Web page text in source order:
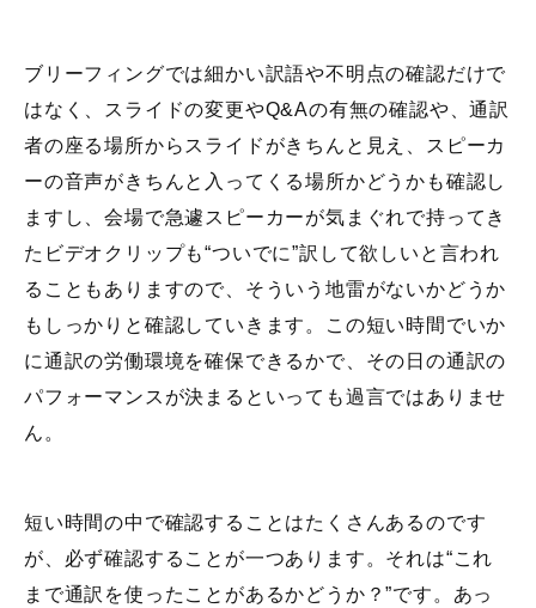
ブリーフィングでは細かい訳語や不明点の確認だけで
はなく、スライドの変更やQ&Aの有無の確認や、通訳
者の座る場所からスライドがきちんと見え、スピーカ
ーの音声がきちんと入ってくる場所かどうかも確認し
ますし、会場で急遽スピーカーが気まぐれで持ってき
たビデオクリップも“ついでに”訳して欲しいと言われ
ることもありますので、そういう地雷がないかどうか
もしっかりと確認していきます。この短い時間でいか
に通訳の労働環境を確保できるかで、その日の通訳の
パフォーマンスが決まるといっても過言ではありませ
ん。
短い時間の中で確認することはたくさんあるのです
が、必ず確認することが一つあります。それは“これ
まで通訳を使ったことがあるかどうか？”です。あっ